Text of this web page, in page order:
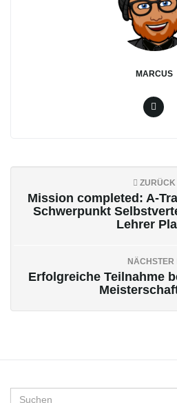
MARCUS
ZURÜCK
Mission completed: A-
Schwerpunkt
Lehrer
NÄCHSTER
Erfolgreiche Teilnahme